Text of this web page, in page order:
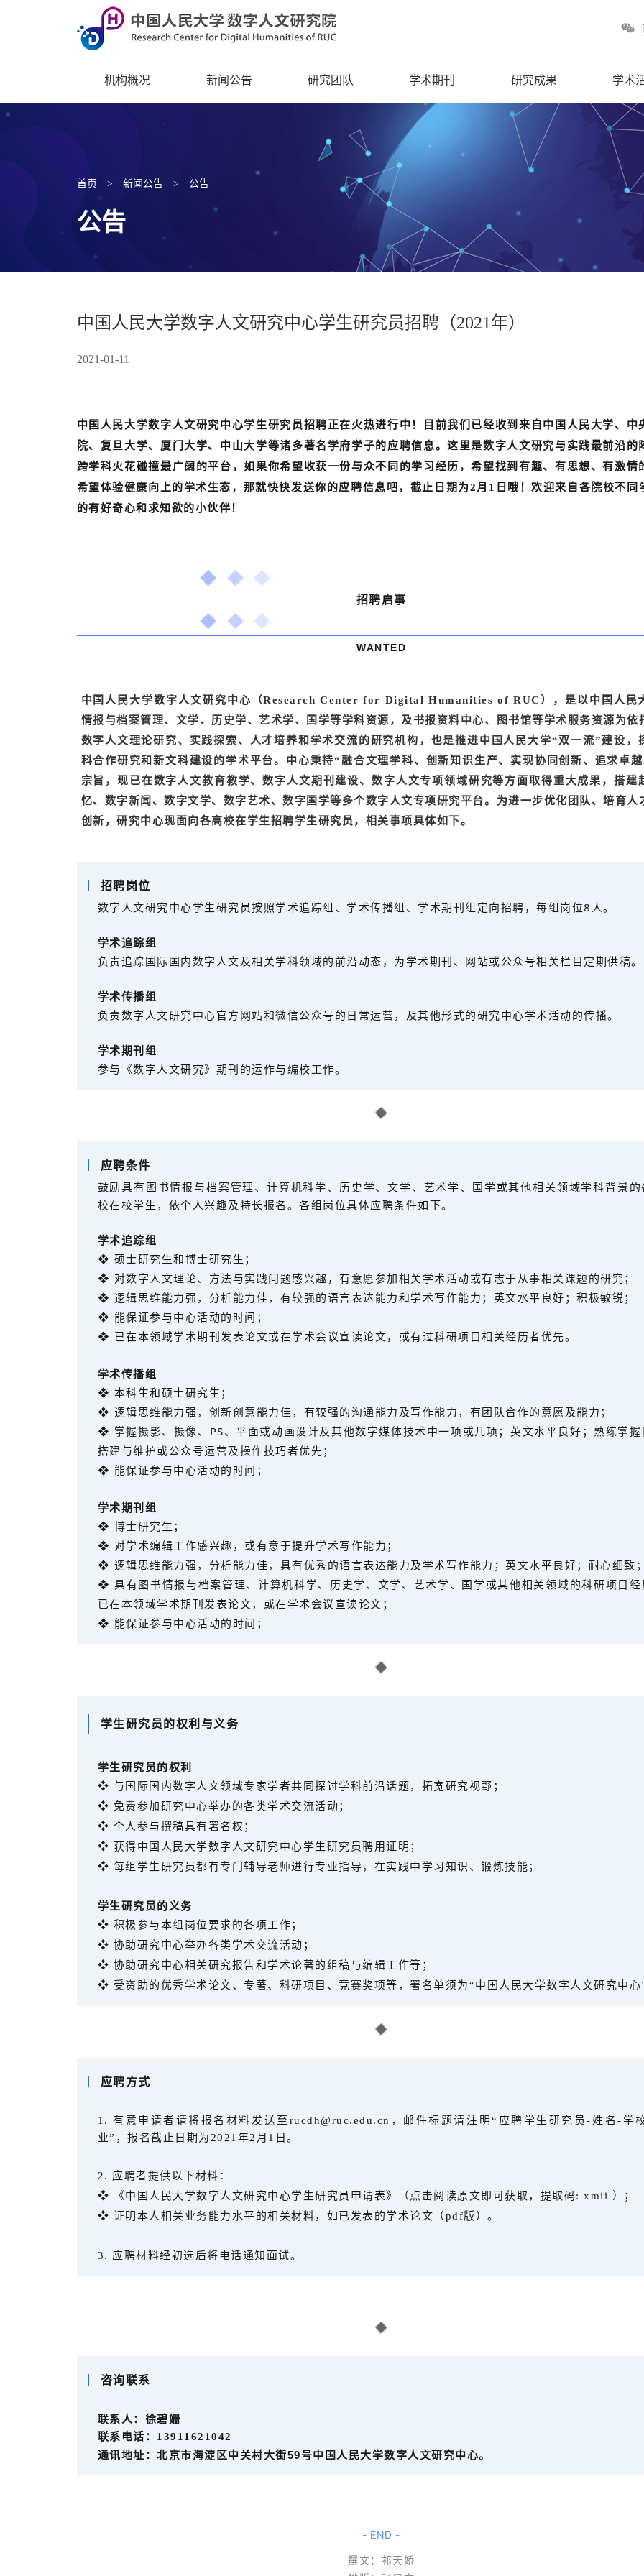
机构概况 新闻公告 研究团队 学术期刊 研究成果 学术
首页 > 新闻公告 > 公告
公告
中国人民大学数字人文研究中心学生研究员招聘（2021年）
2021-01-11
中国人民大学数字人文研究中心学生研究员招聘正在火热进行中！
目前我们已经收到来自中国人民大学、中
院、复旦大学、厦门大学、中山大学等诸多著名学府学子的应聘信息。这里是数字人文研究与实践最前沿的
跨学科火花碰撞最广阔的平台，如果你希望收获一份与众不同的学习经历，希望找到有趣、有思想、有激情
希望体验健康向上的学术生态，那就快快发送你的应聘信息吧，截止日期为2月1日哦！欢迎来自各院校不同
的有好奇心和求知欲的小伙伴！
招聘启事
WANTED
中国人民大学数字人文研究中心（Research Center for Digital Humanities of RUC），是以中国人民
情报与档案管理、文学、历史学、艺术学、国学等学科资源，及书报资料中心、图书馆等学术服务资源为依
数字人文理论研究、实践探索、人才培养和学术交流的研究机构，也是推进中国人民大学“双一流”建设，
科合作研究和新文科建设的学术平台。 中心秉持“融合文理学科、创新知识生产、实现协同创新、追求卓
宗旨，现已在数字人文教育教学、数字人文期刊建设、数字人文专项领域研究等方面取得重大成果，搭建
忆、数字新闻、数字文学、数字艺术、数字国学等多个数字人文专项研究平台。 为进一步优化团队、培育人
创新，研究中心现面向各高校在学生招聘学生研究员，相关事项具体如下。
招聘岗位
数字人文研究中心学生研究员按照学术追踪组、学术传播组、学术期刊组定向招聘，每组岗位8人。
学术追踪组
负责追踪国际国内数字人文及相关学科领域的前沿动态，为学术期刊、网站或公众号相关栏目定期供稿。
学术传播组
负责数字人文研究中心官方网站和微信公众号的日常运营，及其他形式的研究中心学术活动的传播。
学术期刊组
参与《数字人文研究》期刊的运作与编校工作。
应聘条件
鼓励具有图书情报与档案管理、计算机科学、历史学、文学、艺术学、国学或其他相关领域学科背景的
校在校学生，依个人兴趣及特长报名。各组岗位具体应聘条件如下。
学术追踪组
❖ 硕士研究生和博士研究生；
❖ 对数字人文理论、方法与实践问题感兴趣，有意愿参加相关学术活动或有志于从事相关课题的研究；
❖ 逻辑思维能力强，分析能力佳，有较强的语言表达能力和学术写作能力；英文水平良好；积极敏锐；
❖ 能保证参与中心活动的时间；
❖ 已在本领域学术期刊发表论文或在学术会议宣读论文，或有过科研项目相关经历者优先。
学术传播组
❖ 本科生和硕士研究生；
❖ 逻辑思维能力强，创新创意能力佳，有较强的沟通能力及写作能力，有团队合作的意愿及能力；
❖ 掌握摄影、摄像、PS、平面或动画设计及其他数字媒体技术中一项或几项；英文水平良好；熟练掌
搭建与维护或公众号运营及操作技巧者优先；
❖ 能保证参与中心活动的时间；
学术期刊组
❖ 博士研究生；
❖ 对学术编辑工作感兴趣，或有意于提升学术写作能力；
❖ 逻辑思维能力强，分析能力佳，具有优秀的语言表达能力及学术写作能力；英文水平良好；耐心细致
❖ 具有图书情报与档案管理、计算机科学、历史学、文学、艺术学、国学或其他相关领域的科研项目经
已在本领域学术期刊发表论文，或在学术会议宣读论文；
❖ 能保证参与中心活动的时间；
学生研究员的权利与义务
学生研究员的权利
❖ 与国际国内数字人文领域专家学者共同探讨学科前沿话题，拓宽研究视野；
❖ 免费参加研究中心举办的各类学术交流活动；
❖ 个人参与撰稿具有署名权；
❖ 获得中国人民大学数字人文研究中心学生研究员聘用证明；
❖ 每组学生研究员都有专门辅导老师进行专业指导，在实践中学习知识、锻炼技能；
学生研究员的义务
❖ 积极参与本组岗位要求的各项工作；
❖ 协助研究中心举办各类学术交流活动；
❖ 协助研究中心相关研究报告和学术论著的组稿与编辑工作等；
❖ 受资助的优秀学术论文、专著、科研项目、竞赛奖项等，署名单须为“中国人民大学数字人文研究中心
应聘方式
1. 有意申请者请将报名材料发送至rucdh@ruc.edu.cn，邮件标题请注明“应聘学生研究员-姓名-学
业”，报名截止日期为2021年2月1日。
2. 应聘者提供以下材料：
❖ 《中国人民大学数字人文研究中心学生研究员申请表》（点击阅读原文即可获取，提取码: xmii ）；
❖ 证明本人相关业务能力水平的相关材料，如已发表的学术论文（pdf版）。
3. 应聘材料经初选后将电话通知面试。
咨询联系
联系人：
徐碧姗
联系电话：13911621042
通讯地址：北京市海淀区中关村大街59号中国人民大学数字人文研究中心。
- END -
撰文：祁天娇